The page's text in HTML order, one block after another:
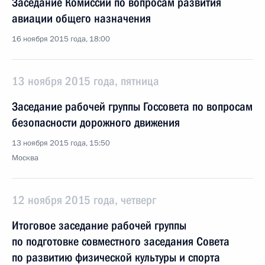
авиации общего назначения
16 ноября 2015 года, 18:00
13 ноября 2015 года, пятница
Заседание рабочей группы Госсовета по вопросам
безопасности дорожного движения
13 ноября 2015 года, 15:50
Москва
12 ноября 2015 года, четверг
Итоговое заседание рабочей группы
по подготовке совместного заседания Совета
по развитию физической культуры и спорта